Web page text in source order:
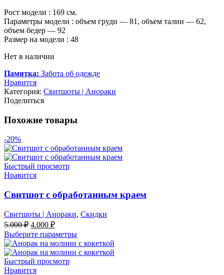
Рост модели : 169 см.
Параметры модели : объем груди — 81, объем талии — 62,
объем бедер — 92
Размер на модели : 48
Нет в наличии
Памятка: Забота об одежде
Нравится
Категория: Свитшоты | Анораки
Поделиться
Похожие товары
-20%
Быстрый просмотр
Нравится
Свитшот с обработанным краем
Свитшоты | Анораки, Скидки
5.000₽ Первоначальная
цена
составляла
5.000 ₽.
4.000 ₽Текущая
цена:
4.000 ₽.
Выберите параметры
Быстрый просмотр
Нравится